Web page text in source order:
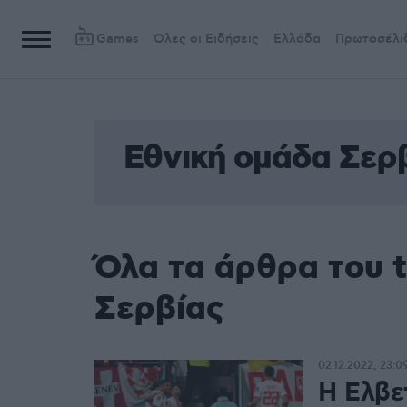
Games Όλες οι Ειδήσεις Ελλάδα
Εθνική ομάδα
Όλα τα άρθρα του
Σερβίας
Η
02.12.2022, 23:09